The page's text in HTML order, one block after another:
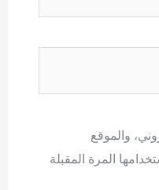
والموقع
المرة المقبلة